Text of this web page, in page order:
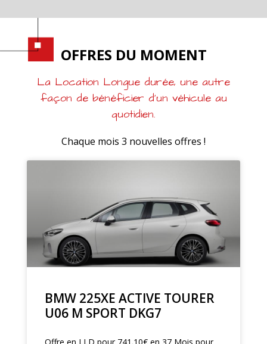
CRÉDIT CONSOMMATION
Je calcule mon crédit
consommation
OFFRES DU MOMENT
La Location Longue durée, une autre
façon de bénéficier d’un véhicule au
quotidien.
Chaque mois 3 nouvelles offres !
BMW 225XE ACTIVE TOURER
U06 M SPORT DKG7